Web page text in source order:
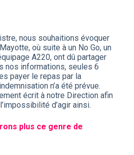
nous souhaitions évoquer
où suite à un No Go, un
A220, ont dû partager
nos informations, seules 6
payer le repas par la
n’a été prévue.
écrit à notre Direction afin
d’agir ainsi.
plus ce genre de